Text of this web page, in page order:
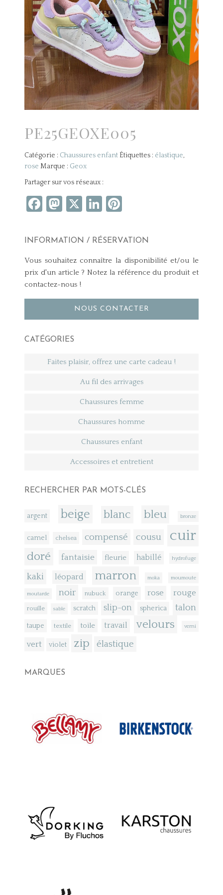
PE25GEOXE005
Catégorie : Chaussures enfant Étiquettes : élastique,
rose Marque : Geox
Partager sur vos réseaux :
Facebook
Mastodon
X LinkedIn
INFORMATION / RÉSERVATION
Vous souhaitez connaître la disponibilité et/ou le
prix d'un article ? Notez la référence du produit et
contactez-nous !
NOUS CONTACTER
CATÉGORIES
Faites plaisir, offrez une carte cadeau !
Au fil des arrivages
Chaussures femme
Chaussures homme
Chaussures enfant
Accessoires et entretient
RECHERCHER PAR MOTS-CLÉS
argent beige blanc bleu bronze
camel chelsea compensé cousu cuir
doré fantaisie fleurie habillé hydrofuge
kaki léopard marron moka moumoute
moutarde noir nubuck orange rose rouge
rouille sable scratch slip-on spherica talon
taupe textile toile travail velours verni
vert violet zip élastique
MARQUES